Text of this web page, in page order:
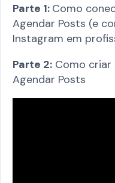
Parte 1: Como
Agendar Posts (e
Instagram em
Parte 2: Como criar
Agendar Posts